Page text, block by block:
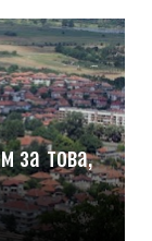
за това,